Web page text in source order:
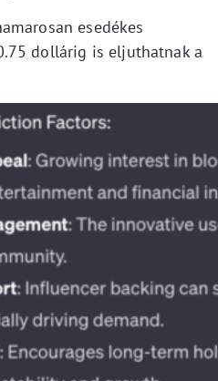
esedékes
dollárig is eljuthatnak a